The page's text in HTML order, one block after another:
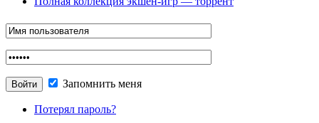
Запомнить меня
Потерял пароль?